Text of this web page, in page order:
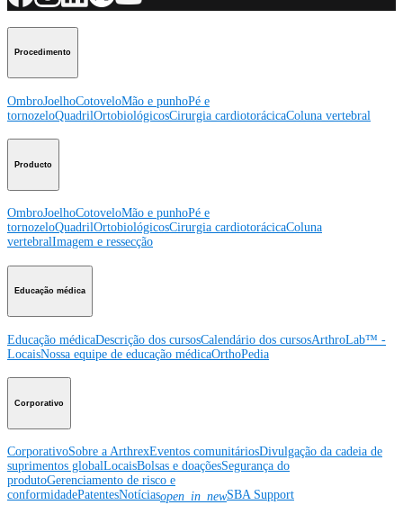
Procedimento
OmbroJoelhoCotoveloMão e punhoPé e
tornozeloQuadrilOrtobiológicosCirurgia cardiotorácicaColuna vertebral
Producto
OmbroJoelhoCotoveloMão e punhoPé e
tornozeloQuadrilOrtobiológicosCirurgia cardiotorácicaColuna
vertebralImagem e ressecção
Educação médica
Educação médicaDescrição dos cursosCalendário dos cursosArthroLab™ -
LocaisNossa equipe de educação médicaOrthoPedia
Corporativo
CorporativoSobre a ArthrexEventos comunitáriosDivulgação da cadeia de
suprimentos globalLocaisBolsas e doaçõesSegurança do
produtoGerenciamento de risco e
conformidadePatentesNotíciasopen_in_newSBA Support